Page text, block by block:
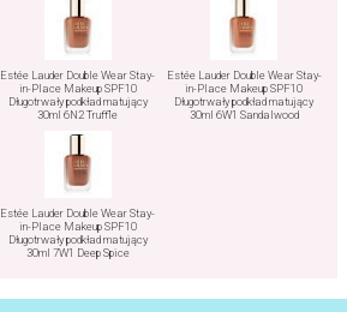
Estée Lauder Double Wear Stay-
in-Place Makeup SPF10
Długotrwały podkład matujący
30ml 6N2 Truffle
Estée Lauder Double Wear Stay-
in-Place Makeup SPF10
Długotrwały podkład matujący
30ml 6W1 Sandalwood
Estée Lauder Double Wear Stay-
in-Place Makeup SPF10
Długotrwały podkład matujący
30ml 7W1 Deep Spice